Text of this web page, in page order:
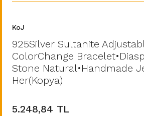
KoJ
925Silver Sultanite
ColorChange
Stone Natural•Handmade
Her(Kopya)
5.248,84 TL